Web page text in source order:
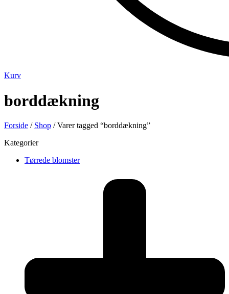
Kurv
borddækning
Forside / Shop / Varer tagged “borddækning”
Kategorier
Tørrede blomster